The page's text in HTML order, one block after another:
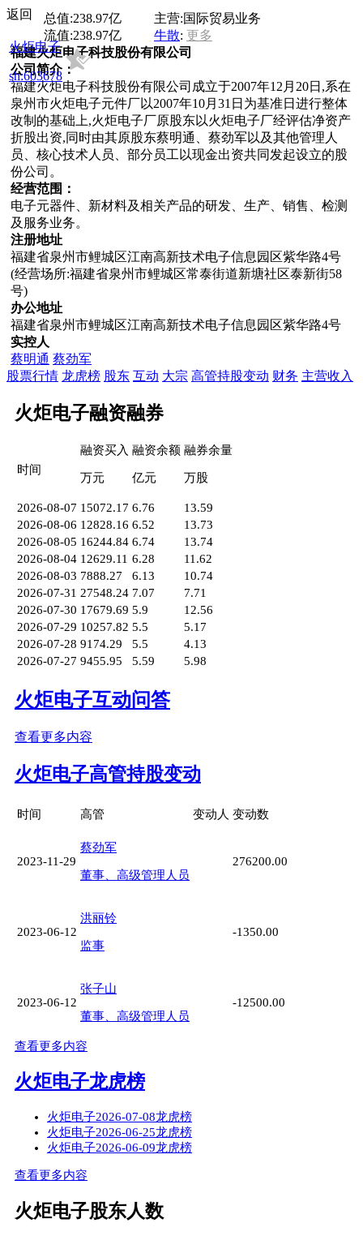
返回
火炬电子
sh:603678
总值:238.97亿 主营:国际贸易业务
流值:238.97亿 牛散: 更多
福建火炬电子科技股份有限公司
公司简介：
福建火炬电子科技股份有限公司成立于2007年12月20日,系在
泉州市火炬电子元件厂以2007年10月31日为基准日进行整体
改制的基础上,火炬电子厂原股东以火炬电子厂经评估净资产
折股出资,同时由其原股东蔡明通、蔡劲军以及其他管理人
员、核心技术人员、部分员工以现金出资共同发起设立的股
份公司。
经营范围：
电子元器件、新材料及相关产品的研发、生产、销售、检测
及服务业务。
注册地址
福建省泉州市鲤城区江南高新技术电子信息园区紫华路4号
(经营场所:福建省泉州市鲤城区常泰街道新塘社区泰新街58
号)
办公地址
福建省泉州市鲤城区江南高新技术电子信息园区紫华路4号
实控人
蔡明通 蔡劲军
股票行情 龙虎榜 股东 互动 大宗 高管持股变动 财务 主营收入
火炬电子融资融券
时间
融资买入
万元
融资余额
亿元
融券余量
万股
2026-08-07 15072.17 6.76
13.59
2026-08-06 12828.16 6.52
13.73
2026-08-05 16244.84 6.74
13.74
2026-08-04 12629.11 6.28
11.62
2026-08-03 7888.27 6.13
10.74
2026-07-31 27548.24 7.07
7.71
2026-07-30 17679.69 5.9
12.56
2026-07-29 10257.82 5.5
5.17
2026-07-28 9174.29 5.5
4.13
2026-07-27 9455.95 5.59 5.98
火炬电子互动问答
查看更多内容
火炬电子高管持股变动
时间 高管 变动人 变动数
2023-11-29
蔡劲军
董事、高级管理人员
276200.00
2023-06-12
洪丽铃
监事
-1350.00
2023-06-12
张子山
董事、高级管理人员
-12500.00
查看更多内容
火炬电子龙虎榜
火炬电子2026-07-08龙虎榜
火炬电子2026-06-25龙虎榜
火炬电子2026-06-09龙虎榜
查看更多内容
火炬电子股东人数